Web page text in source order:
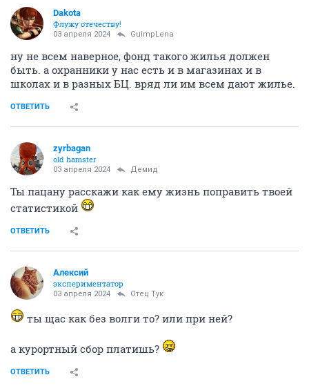
Dаkota
Флужу отечеству!
03 апреля 2024 GuimpLena
ну не всем наверное, фонд такого жилья должен
быть. а охранники у нас есть и в магазинах и в
школах и в разных БЦ. вряд ли им всем дают жилье.
ОТВЕТИТЬ
zyrbagan
old hamster
03 апреля 2024 Демид
Ты пацану расскажи как ему жизнь поправить твоей
статистикой
ОТВЕТИТЬ
Алексий
экспериментатор
03 апреля 2024 Отец Тук
ты щас как без волги то? или при ней?
а курортный сбор платишь?
ОТВЕТИТЬ